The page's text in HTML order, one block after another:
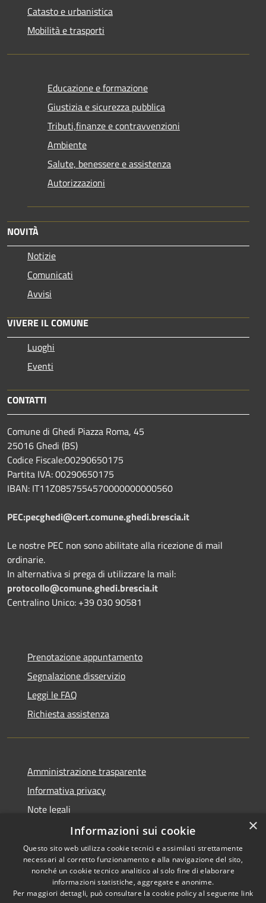
Catasto e urbanistica
Mobilità e trasporti
Educazione e formazione
Giustizia e sicurezza pubblica
Tributi,finanze e contravvenzioni
Ambiente
Salute, benessere e assistenza
Autorizzazioni
NOVITÀ
Notizie
Comunicati
Avvisi
VIVERE IL COMUNE
Luoghi
Eventi
CONTATTI
Comune di Ghedi Piazza Roma, 45
25016 Ghedi (BS)
Codice Fiscale:00290650175
Partita IVA: 00290650175
IBAN: IT11Z0857554570000000000560
PEC:pecghedi@cert.comune.ghedi.brescia.it
Le nostre PEC non sono abilitate alla ricezione di mail
ordinarie.
In alternativa si prega di utilizzare la mail:
protocollo@comune.ghedi.brescia.it
Centralino Unico: +39 030 90581
Prenotazione appuntamento
Segnalazione disservizio
Leggi le FAQ
Richiesta assistenza
Amministrazione trasparente
Informativa privacy
Note legali
Dichiarazione di accessibilità
RSS
Copyright © 2026 • Comune di
×
Informazioni sui cookie
Questo sito web utilizza cookie tecnici e assimilati strettamente
necessari al corretto funzionamento e alla navigazione del sito,
nonché un cookie tecnico analitico al solo fine di elaborare
informazioni statistiche, aggregate e anonime.
Per maggiori dettagli, può consultare la cookie policy al seguente link